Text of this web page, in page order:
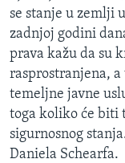
SLOBODA MEDIJA
ŽENSKA STRANA
IZBJEGLIČKA
MAGAZIN
O GLASU AMERIKE
se stanje u zemlji
zadnjoj godini
prava kažu da su
rasprostranjena,
temeljne javne
toga koliko će biti
sigurnosnog
Daniela Schearfa.